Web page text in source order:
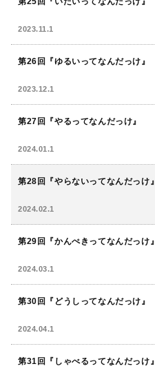
2023.11.1
第26回『ゆるいってなんだっけ』
2023.12.1
第27回『やるってなんだっけ』
2024.01.1
第28回『やらないってなんだっけ 』
2024.02.1
第29回『かんぺきってなんだっけ』
2024.03.1
第30回『どうしってなんだっけ』
2024.04.1
第31回『しゃべるってなんだっけ』